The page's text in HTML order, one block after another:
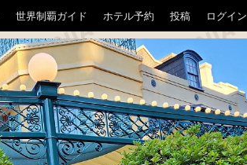
世界制覇ガイド ホテル予約 投稿 ログイン